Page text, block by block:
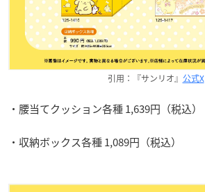
引用：『サンリオ』 公式X
・腰当てクッション各種 1,639円（税込）
・収納ボックス各種 1,089円（税込）